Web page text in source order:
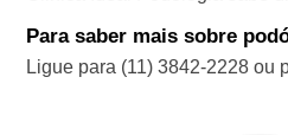
Para saber mais sobre
Ligue para (11) 3842-2228ou